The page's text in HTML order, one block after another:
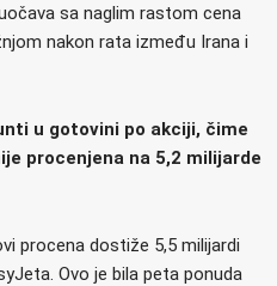
sa naglim rastom cena
nakon rata između Irana i
u gotovini po akciji, čime
procenjena na 5,2 milijarde
procena dostiže 5,5 milijardi
Ovo je bila peta ponuda